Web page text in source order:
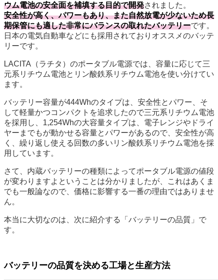
ウム電池の安全面を補填する目的で開発されました。
安全性が高く、パワーもあり、また自然放電が少ないため長
期保管にも適した非常にバランスの取れたバッテリーです。
日本の電気自動車などにも採用されておりオススメのバッテ
リーです。
LACITA（ラチタ）のポータブル電源では、容量に応じて三
元系リチウム電池とリン酸鉄系リチウム電池を使い分けてい
ます。
バッテリー容量が444Whのタイプは、安全性とパワー、そ
して軽量かつコンパクトを追求したので三元系リチウム電池
を採用し、1,254Whの大容量タイプは、電子レンジやドライ
ヤーまでもが動かせる容量とパワーがあるので、安全性が高
く、繰り返し使える回数の多いリン酸鉄系リチウム電池を採
用しています。
さて、内蔵バッテリーの種類によってポータブル電源の値段
が変わりますよということは分かりましたが、これはあくま
でも一般論なので、価格に影響する一番の理由ではありませ
ん。
本当に大切なのは、次に紹介する「バッテリーの品質」で
す。
バッテリーの品質を決める工場と生産方法